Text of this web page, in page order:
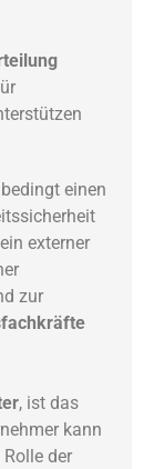
einen
externer
zur
, ist das
kann
der